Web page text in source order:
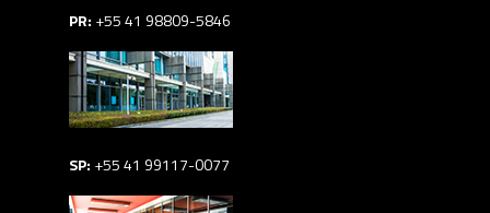
PR: +55 41 98809-5846
SP: +55 41 99117-0077